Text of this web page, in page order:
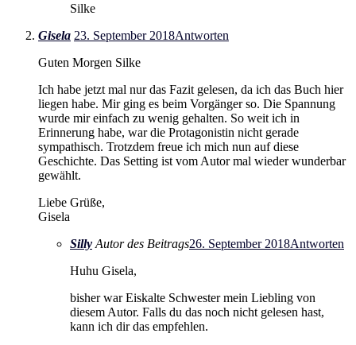
Silke
Gisela 23. September 2018Antworten
Guten Morgen Silke
Ich habe jetzt mal nur das Fazit gelesen, da ich das Buch hier
liegen habe. Mir ging es beim Vorgänger so. Die Spannung
wurde mir einfach zu wenig gehalten. So weit ich in
Erinnerung habe, war die Protagonistin nicht gerade
sympathisch. Trotzdem freue ich mich nun auf diese
Geschichte. Das Setting ist vom Autor mal wieder wunderbar
gewählt.
Liebe Grüße,
Gisela
Silly Autor des Beitrags26. September 2018Antworten
Huhu Gisela,
bisher war Eiskalte Schwester mein Liebling von
diesem Autor. Falls du das noch nicht gelesen hast,
kann ich dir das empfehlen.